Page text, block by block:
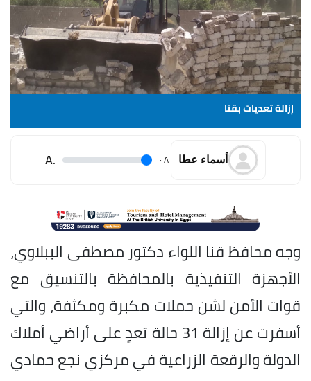
إزالة تعديات بقنا
أسماء عطا A
.
.A
وجه محافظ قنا اللواء دكتور مصطفى الببلاوي،
الأجهزة التنفيذية بالمحافظة بالتنسيق مع
قوات الأمن لشن حملات مكبرة ومكثفة، والتي
أسفرت عن إزالة 31 حالة تعدٍ على أراضي أملاك
الدولة والرقعة الزراعية في مركزي نجع حمادي